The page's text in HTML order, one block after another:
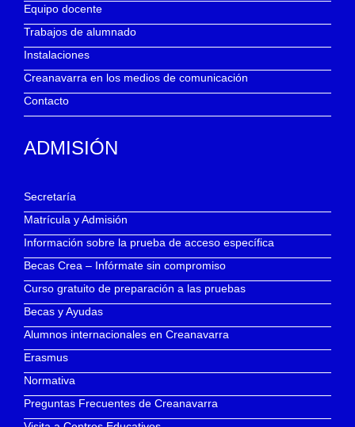
Equipo docente
Trabajos de alumnado
Instalaciones
Creanavarra en los medios de comunicación
Contacto
ADMISIÓN
Secretaría
Matrícula y Admisión
Información sobre la prueba de acceso específica
Becas Crea – Infórmate sin compromiso
Curso gratuito de preparación a las pruebas
Becas y Ayudas
Alumnos internacionales en Creanavarra
Erasmus
Normativa
Preguntas Frecuentes de Creanavarra